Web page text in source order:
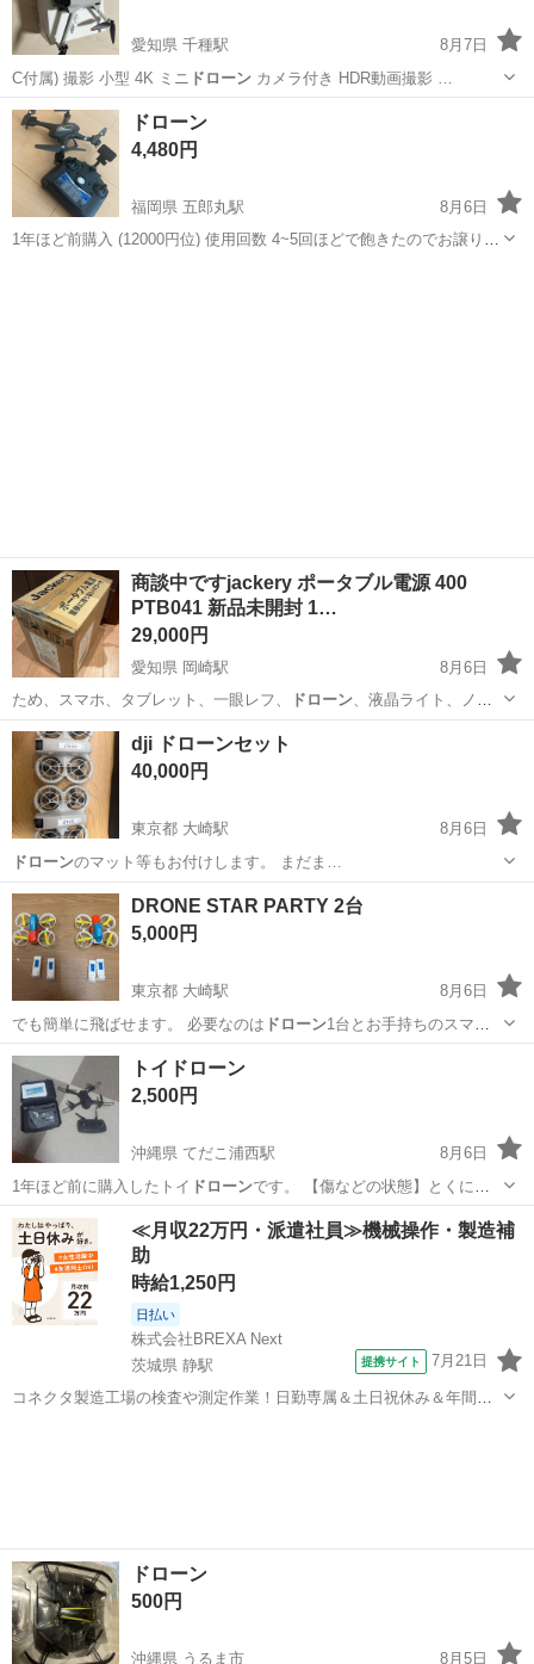
愛知県 千種駅
8月7日
C付属) 撮影 小型 4K ミニ ドローン
愛知 名古屋市
ドローン
4,480円
福岡県 五郎丸駅
8月6日
1年ほど前購入 (12000円位) 使用回数 4~5回ほどで飽きたのでお譲りし
商談中ですjackery ポータブル電源 400
PTB041 新品未開封 1…
29,000円
愛知県 岡崎駅
8月6日
ため、スマホ、タブレット、一眼レフ、
ドローン、液晶ライト、ノー
トパソコン、ミニ冷…
愛知 岡崎市 岡崎駅 生活家電
dji ドローンセット
40,000円
東京都 大崎駅
8月6日
ドローンのマット等もお付けします。 まだま…
東京 品川区
DRONE STAR PARTY 2台
5,000円
東京都 大崎駅
8月6日
でも簡単に飛ばせます。 必要なのは ドローン1台とお手持ちのスマホ
だけ。 …
東京 品川区 大崎駅
トイドローン
2,500円
沖縄県 てだこ浦西駅
8月6日
1年ほど前に購入したトイ ドローンです。 【傷などの状態】とくに目
立…
沖縄 中頭郡 てだこ浦西駅 カメラ
≪月収22万円・派遣社員≫機械操作・製造補
助
時給1,250円
日払い
株式会社BREXA Next
茨城県 静駅
提携サイト 7月21日
コネクタ製造工場の検査や測定作業！日勤専属＆土日祝休み＆年間休
ドローン
500円
沖縄県 うるま市 8月5日